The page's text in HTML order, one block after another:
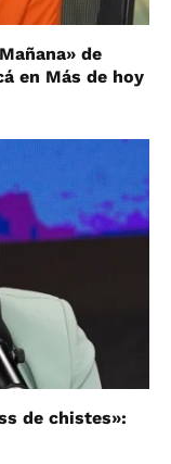
de
en Más de hoy
de chistes»: